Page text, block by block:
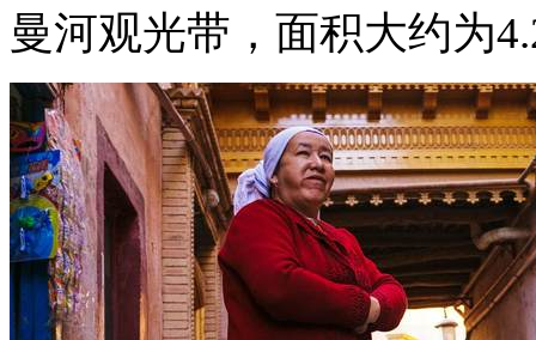
曼河观光带，面积大约为